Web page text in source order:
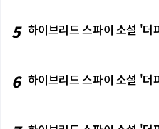
5 하이브리드 스파이 소설 '
6 하이브리드 스파이 소설 '